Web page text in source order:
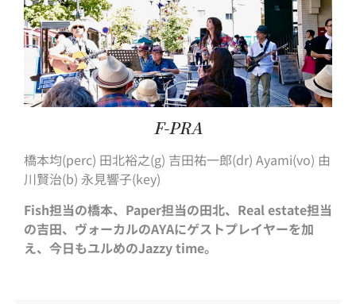
F-PRA
橋本均(perc) 田北裕之(g) 吉田祐一郎(dr) Ayami(vo) 由
川賢治(b) 永見響子(key)
Fish担当の橋本、Paper担当の田北、Real estate担当
の吉田、ヴォーカルのAYAにゲストプレイヤーを加
え、今日もユルめのJazzy time。